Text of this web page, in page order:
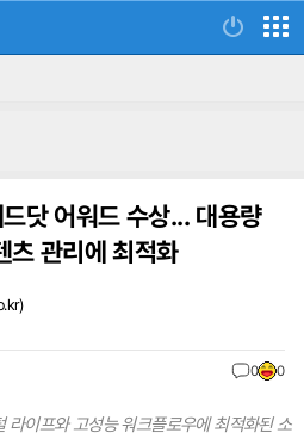
닷 어워드 수상... 대용량
츠 관리에 최적화
)
0 0
이프와 고성능 워크플로우에 최적화된 소